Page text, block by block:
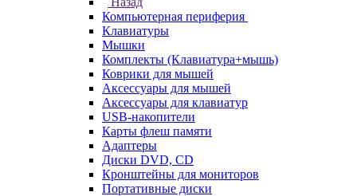
Компьютерная периферия
Клавиатуры
Мышки
Комплекты (Клавиатура+мышь)
Коврики для мышей
Аксессуары для мышей
Аксессуары для клавиатур
USB-накопители
Карты флеш памяти
Адаптеры
Диски DVD, CD
Кронштейны для мониторов
Портативные диски